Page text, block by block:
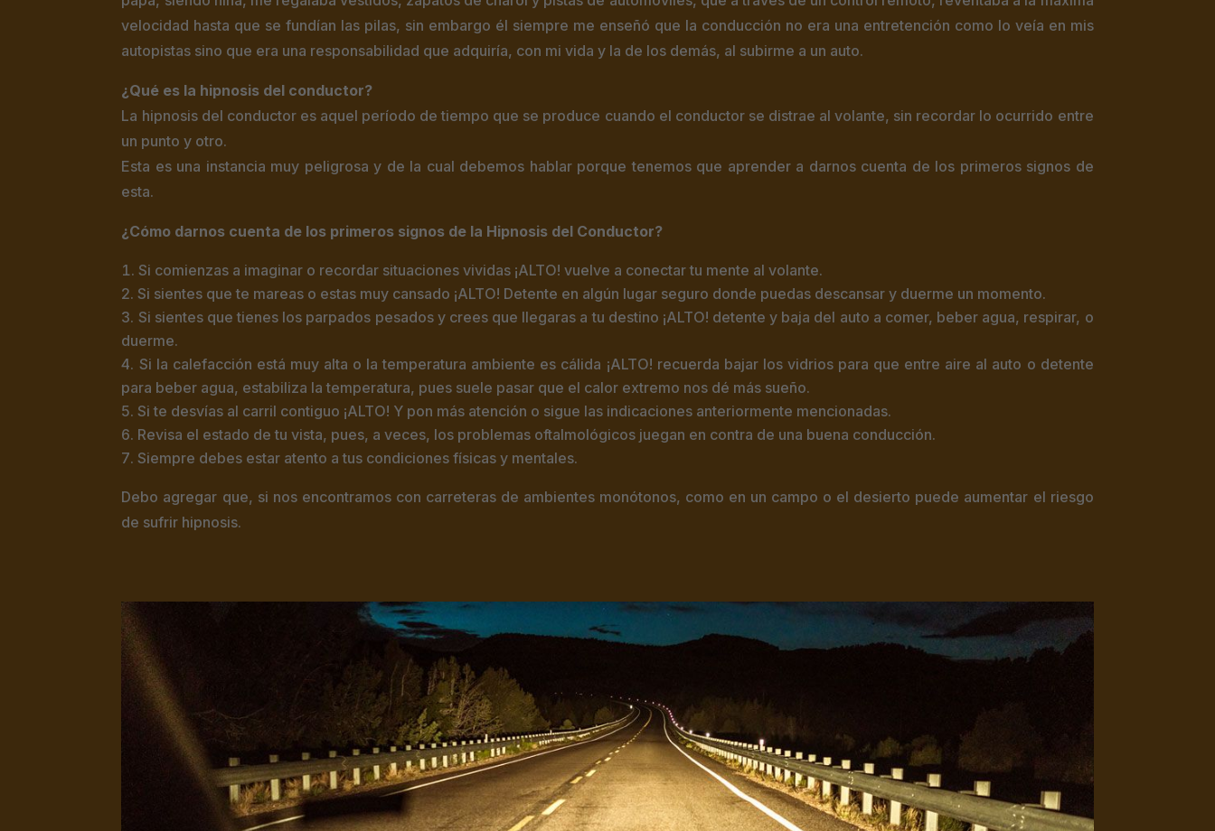
velocidad hasta que se fundían las pilas, sin embargo él siempre me enseñó que la conducción no era una entretención como lo veía en mis
autopistas sino que era una responsabilidad que adquiría, con mi vida y la de los demás, al subirme a un auto.
¿Qué es la hipnosis del conductor?
La hipnosis del conductor es aquel período de tiempo que se produce cuando el conductor se distrae al volante, sin recordar lo ocurrido entre
un punto y otro.
Esta es una instancia muy peligrosa y de la cual debemos hablar porque tenemos que aprender a darnos cuenta de los primeros signos de
esta.
¿Cómo darnos cuenta de los primeros signos de la Hipnosis del Conductor?
Si comienzas a imaginar o recordar situaciones vividas ¡ALTO! vuelve a conectar tu mente al volante.
Si sientes que te mareas o estas muy cansado ¡ALTO! Detente en algún lugar seguro donde puedas descansar y duerme un momento.
Si sientes que tienes los parpados pesados y crees que llegaras a tu destino ¡ALTO! detente y baja del auto a comer, beber agua, respirar, o
duerme.
Si la calefacción está muy alta o la temperatura ambiente es cálida ¡ALTO! recuerda bajar los vidrios para que entre aire al auto o detente
para beber agua, estabiliza la temperatura, pues suele pasar que el calor extremo nos dé más sueño.
Si te desvías al carril contiguo ¡ALTO! Y pon más atención o sigue las indicaciones anteriormente mencionadas.
Revisa el estado de tu vista, pues, a veces, los problemas oftalmológicos juegan en contra de una buena conducción.
Siempre debes estar atento a tus condiciones físicas y mentales.
Debo agregar que, si nos encontramos con carreteras de ambientes monótonos, como en un campo o el desierto puede aumentar el riesgo
de sufrir hipnosis.